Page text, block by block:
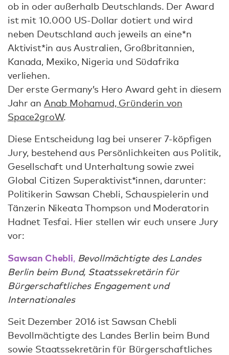
ob in oder außerhalb Deutschlands. Der Award
ist mit 10.000 US-Dollar dotiert und wird
neben Deutschland auch jeweils an eine*n
Aktivist*in aus Australien, Großbritannien,
Kanada, Mexiko, Nigeria und Südafrika
verliehen.
Der erste Germany’s Hero Award geht in diesem
Jahr an Anab Mohamud, Gründerin von
Space2groW.
Diese Entscheidung lag bei unserer 7-köpfigen
Jury, bestehend aus Persönlichkeiten aus Politik,
Gesellschaft und Unterhaltung sowie zwei
Global Citizen Superaktivist*innen, darunter:
Politikerin Sawsan Chebli, Schauspielerin und
Tänzerin Nikeata Thompson und Moderatorin
Hadnet Tesfai. Hier stellen wir euch unsere Jury
vor:
Sawsan Chebli, Bevollmächtigte des Landes
Berlin beim Bund, Staatssekretärin für
Bürgerschaftliches Engagement und
Internationales
Seit Dezember 2016 ist Sawsan Chebli
Bevollmächtigte des Landes Berlin beim Bund
sowie Staatssekretärin für Bürgerschaftliches